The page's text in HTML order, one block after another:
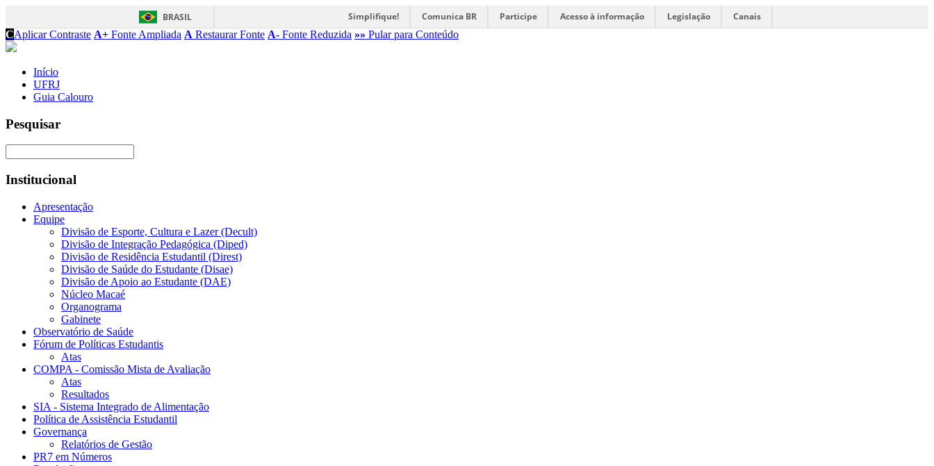
BRASIL Simplifique! Comunica BR Participe Acesso à informação Legislação
Canais
CAplicar Contraste A+ Fonte Ampliada A Restaurar Fonte A- Fonte Reduzida »» Pular para Conteúdo
Início
UFRJ
Guia Calouro
Pesquisar
Institucional
Apresentação
Equipe
Divisão de Esporte, Cultura e Lazer (Decult)
Divisão de Integração Pedagógica (Diped)
Divisão de Residência Estudantil (Direst)
Divisão de Saúde do Estudante (Disae)
Divisão de Apoio ao Estudante (DAE)
Núcleo Macaé
Organograma
Gabinete
Observatório de Saúde
Fórum de Políticas Estudantis
Atas
COMPA - Comissão Mista de Avaliação
Atas
Resultados
SIA - Sistema Integrado de Alimentação
Política de Assistência Estudantil
Governança
Relatórios de Gestão
PR7 em Números